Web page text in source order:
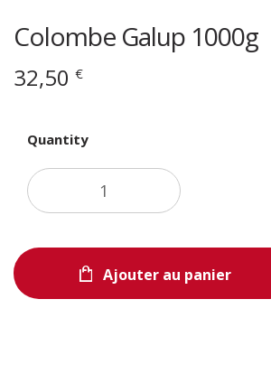
Colombe Galup 1000g
32,50 €
Quantity
Ajouter au panier